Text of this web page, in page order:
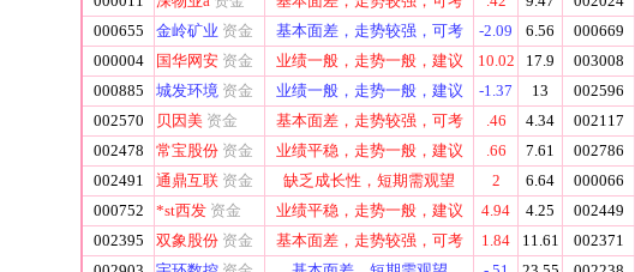
000655
金岭矿业 资金 基本面差，走势较强，可考 -2.09 6.56 000669
000004
国华网安 资金 业绩一般，走势一般，建议 10.02 17.9 003008
000885
城发环境 资金 业绩一般，走势一般，建议 -1.37 13 002596
002570
贝因美 资金 基本面差，走势较强，可考 .46 4.34 002117
002478
常宝股份 资金 业绩平稳，走势一般，建议 .66 7.61 002786
002491
通鼎互联 资金 缺乏成长性，短期需观望 2 6.64 000066
000752
*st西发 资金 业绩平稳，走势一般，建议 4.94 4.25 002449
002395
双象股份 资金 基本面差，走势较强，可考 1.84 11.61 002371